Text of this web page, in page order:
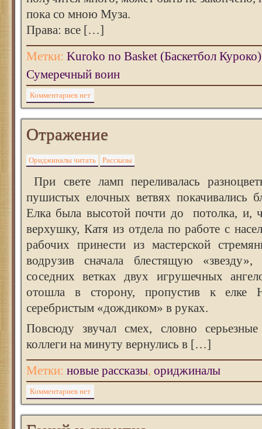
пока со мною Муза.
Права: все […]
Метки: Kuroko no Basket (Баскетбол Куроко)
Сумеречный воин
Комментариев нет
Отражение
Ориджиналы читать Рассказы
При свете ламп переливалась
пушистых елочных ветвях покачивались
Елка была высотой почти до потолка, и,
верхушку, Катя из отдела по работе с
рабочих принести из мастерской
водрузив сначала блестящую
соседних ветках двух игрушечных
отошла в сторону, пропустив к
серебристым «дождиком» в руках.
Повсюду звучал смех, словно серьезные
коллеги на минуту вернулись в […]
Метки: новые рассказы, ориджиналы
Комментариев нет